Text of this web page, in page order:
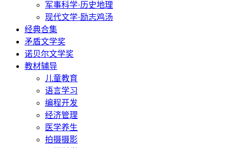
军事科学·历史地理
现代文学·励志鸡汤
经典合集
矛盾文学奖
诺贝尔文学奖
教材辅导
儿童教育
语言学习
编程开发
经济管理
医学养生
拍摄摄影